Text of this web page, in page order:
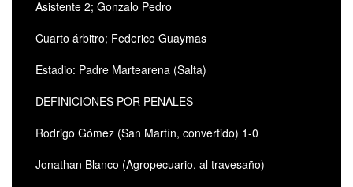
Asistente 2; Gonzalo Pedro
Cuarto árbitro; Federico Guaymas
Estadio: Padre Martearena (Salta)
DEFINICIONES POR PENALES
Rodrigo Gómez (San Martín, convertido) 1-0
Jonathan Blanco (Agropecuario, al travesaño) -